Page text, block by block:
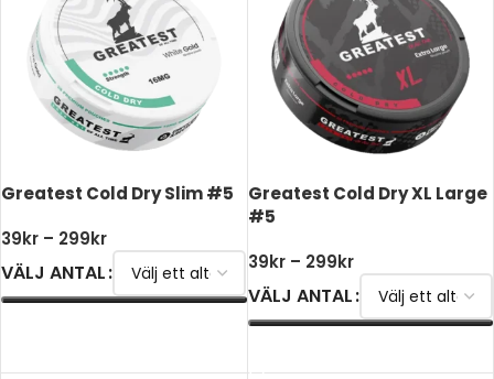
Greatest Cold Dry Slim #5
39kr – 299kr
VÄLJ ANTAL
Greatest Cold Dry XL Large
#5
39kr – 299kr
VÄLJ ANTAL